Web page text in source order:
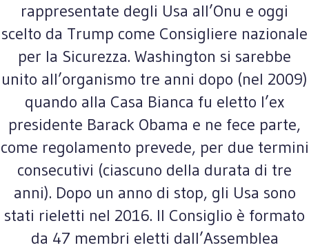
rappresentate degli Usa all’Onu e oggi
scelto da Trump come Consigliere nazionale
per la Sicurezza. Washington si sarebbe
unito all’organismo tre anni dopo (nel 2009)
quando alla Casa Bianca fu eletto l’ex
presidente Barack Obama e ne fece parte,
come regolamento prevede, per due termini
consecutivi (ciascuno della durata di tre
anni). Dopo un anno di stop, gli Usa sono
stati rieletti nel 2016. Il Consiglio è formato
da 47 membri eletti dall’Assemblea